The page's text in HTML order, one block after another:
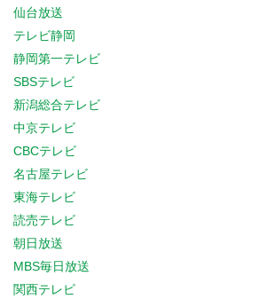
仙台放送
テレビ静岡
静岡第一テレビ
SBSテレビ
新潟総合テレビ
中京テレビ
CBCテレビ
名古屋テレビ
東海テレビ
読売テレビ
朝日放送
MBS毎日放送
関西テレビ